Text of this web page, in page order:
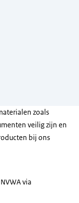
zoals
veilig zijn en
bij ons
via